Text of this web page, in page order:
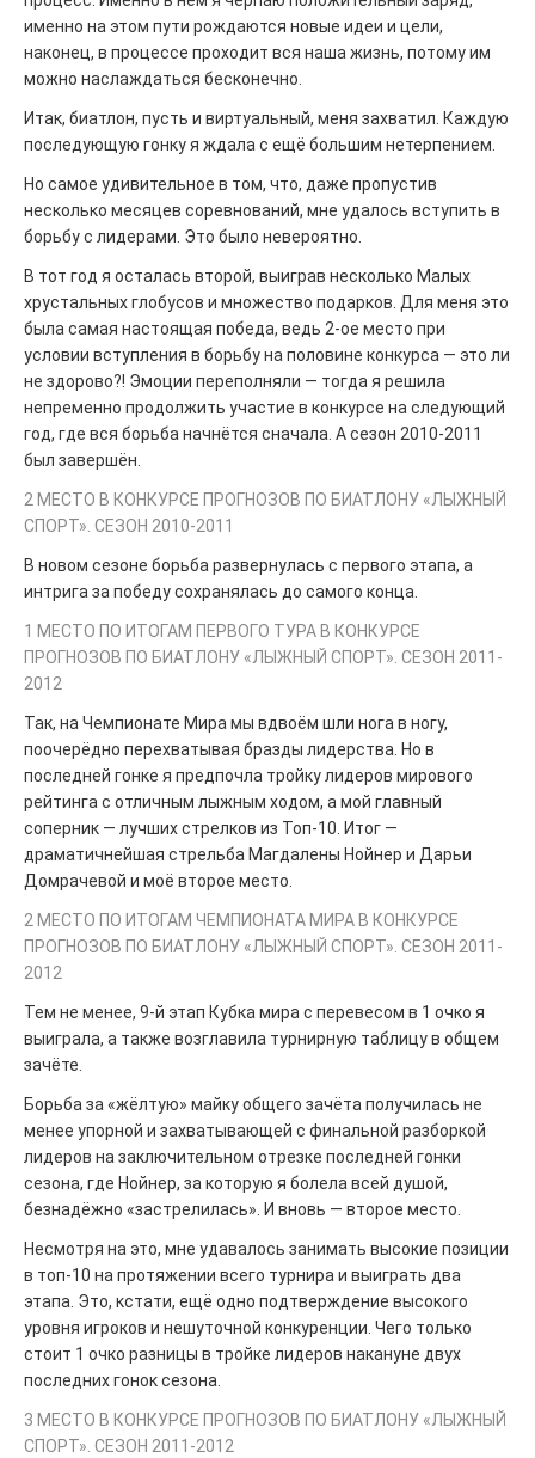
именно на этом пути рождаются новые идеи и цели,
наконец, в процессе проходит вся наша жизнь, потому им
можно наслаждаться бесконечно.
Итак, биатлон, пусть и виртуальный, меня захватил. Каждую
последующую гонку я ждала с ещё большим нетерпением.
Но самое удивительное в том, что, даже пропустив
несколько месяцев соревнований, мне удалось вступить в
борьбу с лидерами. Это было невероятно.
В тот год я осталась второй, выиграв несколько Малых
хрустальных глобусов и множество подарков. Для меня это
была самая настоящая победа, ведь 2-ое место при
условии вступления в борьбу на половине конкурса — это ли
не здорово?! Эмоции переполняли — тогда я решила
непременно продолжить участие в конкурсе на следующий
год, где вся борьба начнётся сначала. А сезон 2010-2011
был завершён.
2 МЕСТО В КОНКУРСЕ ПРОГНОЗОВ ПО БИАТЛОНУ «ЛЫЖНЫЙ
СПОРТ». СЕЗОН 2010-2011
В новом сезоне борьба развернулась с первого этапа, а
интрига за победу сохранялась до самого конца.
1 МЕСТО ПО ИТОГАМ ПЕРВОГО ТУРА В КОНКУРСЕ
ПРОГНОЗОВ ПО БИАТЛОНУ «ЛЫЖНЫЙ СПОРТ». СЕЗОН 2011-
2012
Так, на Чемпионате Мира мы вдвоём шли нога в ногу,
поочерёдно перехватывая бразды лидерства. Но в
последней гонке я предпочла тройку лидеров мирового
рейтинга с отличным лыжным ходом, а мой главный
соперник — лучших стрелков из Топ-10. Итог —
драматичнейшая стрельба Магдалены Нойнер и Дарьи
Домрачевой и моё второе место.
2 МЕСТО ПО ИТОГАМ ЧЕМПИОНАТА МИРА В КОНКУРСЕ
ПРОГНОЗОВ ПО БИАТЛОНУ «ЛЫЖНЫЙ СПОРТ». СЕЗОН 2011-
2012
Тем не менее, 9-й этап Кубка мира с перевесом в 1 очко я
выиграла, а также возглавила турнирную таблицу в общем
зачёте.
Борьба за «жёлтую» майку общего зачёта получилась не
менее упорной и захватывающей с финальной разборкой
лидеров на заключительном отрезке последней гонки
сезона, где Нойнер, за которую я болела всей душой,
безнадёжно «застрелилась». И вновь — второе место.
Несмотря на это, мне удавалось занимать высокие позиции
в топ-10 на протяжении всего турнира и выиграть два
этапа. Это, кстати, ещё одно подтверждение высокого
уровня игроков и нешуточной конкуренции. Чего только
стоит 1 очко разницы в тройке лидеров накануне двух
последних гонок сезона.
3 МЕСТО В КОНКУРСЕ ПРОГНОЗОВ ПО БИАТЛОНУ «ЛЫЖНЫЙ
СПОРТ». СЕЗОН 2011-2012